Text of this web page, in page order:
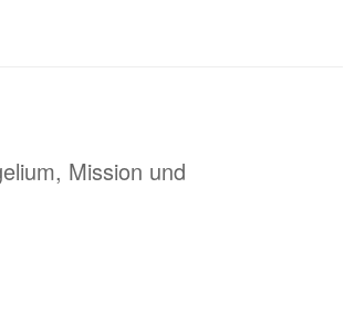
Mission und